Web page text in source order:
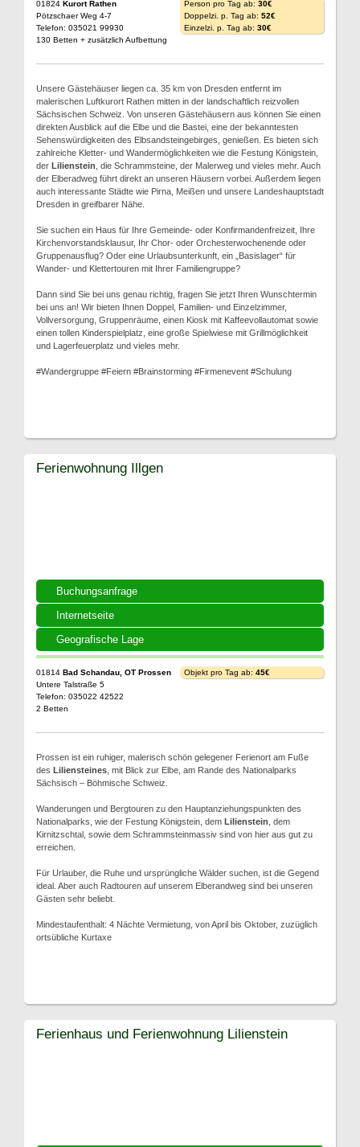
01824 Kurort Rathen
Pötzschaer Weg 4-7
Telefon: 035021 99930
130 Betten + zusätzlich Aufbettung
Person pro Tag ab: 30€
Doppelzi. p. Tag ab: 52€
Einzelzi. p. Tag ab: 30€
Unsere Gästehäuser liegen ca. 35 km von Dresden entfernt im
malerischen Luftkurort Rathen mitten in der landschaftlich reizvollen
Sächsischen Schweiz. Von unseren Gästehäusern aus können Sie einen
direkten Ausblick auf die Elbe und die Bastei, eine der bekanntesten
Sehenswürdigkeiten des Elbsandsteingebirges, genießen. Es bieten sich
zahlreiche Kletter- und Wandermöglichkeiten wie die Festung Königstein,
der Lilienstein , die Schrammsteine, der Malerweg und vieles mehr. Auch
der Elberadweg führt direkt an unseren Häusern vorbei. Außerdem liegen
auch interessante Städte wie Pirna, Meißen und unsere Landeshauptstadt
Dresden in greifbarer Nähe.
Sie suchen ein Haus für Ihre Gemeinde- oder Konfirmandenfreizeit, Ihre
Kirchenvorstandsklausur, Ihr Chor- oder Orchesterwochenende oder
Gruppenausflug? Oder eine Urlaubsunterkunft, ein „Basislager“ für
Wander- und Klettertouren mit Ihrer Familiengruppe?
Dann sind Sie bei uns genau richtig, fragen Sie jetzt Ihren Wunschtermin
bei uns an! Wir bieten Ihnen Doppel, Familien- und Einzelzimmer,
Vollversorgung, Gruppenräume, einen Kiosk mit Kaffeevollautomat sowie
einen tollen Kinderspielplatz, eine große Spielwiese mit Grillmöglichkeit
und Lagerfeuerplatz und vieles mehr.
#Wandergruppe #Feiern #Brainstorming #Firmenevent #Schulung
Buchungsanfrage
Internetseite
Geografische Lage
Ferienwohnung Illgen
01814 Bad Schandau, OT Prossen
Untere Talstraße 5
Telefon: 035022 42522
2 Betten
Objekt pro Tag ab: 45€
Prossen ist ein ruhiger, malerisch schön gelegener Ferienort am Fuße
des Liliensteines , mit Blick zur Elbe, am Rande des Nationalparks
Sächsisch – Böhmische Schweiz.
Wanderungen und Bergtouren zu den Hauptanziehungspunkten des
Nationalparks, wie der Festung Königstein, dem Lilienstein , dem
Kirnitzschtal, sowie dem Schrammsteinmassiv sind von hier aus gut zu
erreichen.
Für Urlauber, die Ruhe und ursprüngliche Wälder suchen, ist die Gegend
ideal. Aber auch Radtouren auf unserem Elberandweg sind bei unseren
Gästen sehr beliebt.
Mindestaufenthalt: 4 Nächte Vermietung, von April bis Oktober, zuzüglich
ortsübliche Kurtaxe
Ferienhaus und Ferienwohnung Lilienstein